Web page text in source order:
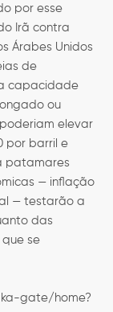
por esse
Irã contra
Árabes Unidos
de
capacidade
ou
elevar
por barril e
patamares
— inflação
— testarão a
das
se
gate/home?